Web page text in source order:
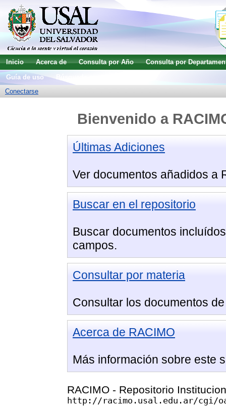
Inicio Acerca de Consulta por Año
Consulta por
Guía de uso
Conectarse
Bienvenido a
Últimas Adiciones
Ver documentos añadidos a
Buscar en el repositorio
Buscar documentos
campos.
Consultar por materia
Consultar los documentos
Acerca de RACIMO
Más información sobre este
RACIMO - Repositorio
http://racimo.usal.edu.ar/cgi/